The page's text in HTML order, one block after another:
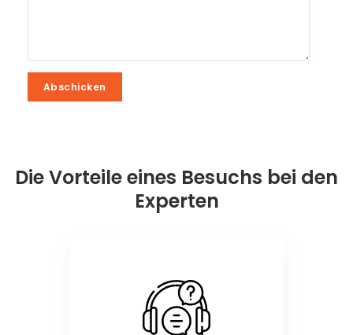
Abschicken
Abschicken
Die Vorteile eines Besuchs bei den
Experten